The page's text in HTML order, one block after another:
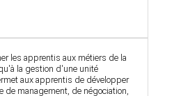
les apprentis aux métiers de la
la gestion d'une unité
aux apprentis de développer
de management, de négociation,